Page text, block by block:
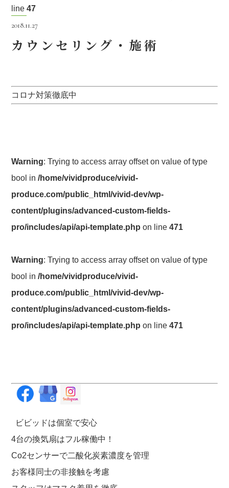
line47
2018.11.27
カウンセリング・施術
コロナ対策徹底中
Warning: Trying to access array offset on value of type
bool in/home/vividproduce/vivid-
produce.com/public_html/vivid-dev/wp-
content/plugins/advanced-custom-fields-
pro/includes/api/api-template.php on line471
Warning: Trying to access array offset on value of type
bool in/home/vividproduce/vivid-
produce.com/public_html/vivid-dev/wp-
content/plugins/advanced-custom-fields-
pro/includes/api/api-template.php on line471
ビビッドは個室で安心
4台の換気扇はフル稼働中！
Co2センサーで二酸化炭素濃度を管理
お客様同士の非接触を考慮